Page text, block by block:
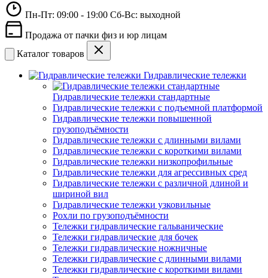
Пн-Пт: 09:00 - 19:00 Сб-Вс: выходной
Продажа от пачки физ и юр лицам
Каталог товаров
Гидравлические тележки
Гидравлические тележки стандартные
Гидравлические тележки с подъемной платформой
Гидравлические тележки повышенной
грузоподъёмности
Гидравлические тележки с длинными вилами
Гидравлические тележки с короткими вилами
Гидравлические тележки низкопрофильные
Гидравлические тележки для агрессивных сред
Гидравлические тележки с различной длиной и
шириной вил
Гидравлические тележки узковильные
Рохли по грузоподъёмности
Тележки гидравлические гальванические
Тележки гидравлические для бочек
Тележки гидравлические ножничные
Тележки гидравлические с длинными вилами
Тележки гидравлические с короткими вилами